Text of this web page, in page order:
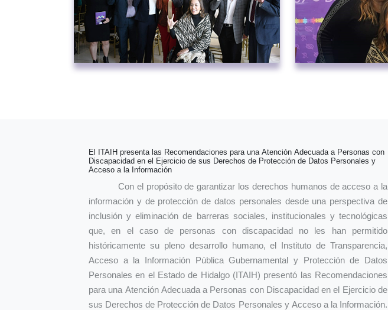
El ITAIH presenta las Recomendaciones para una Atención Adecuada a Personas con
Discapacidad en el Ejercicio de sus Derechos de Protección de Datos Personales y
Acceso a la Información
Con el propósito de garantizar los derechos humanos de acceso a la
información y de protección de datos personales desde una perspectiva de
inclusión y eliminación de barreras sociales, institucionales y tecnológicas
que, en el caso de personas con discapacidad no les han permitido
históricamente su pleno desarrollo humano, el Instituto de Transparencia,
Acceso a la Información Pública Gubernamental y Protección de Datos
Personales en el Estado de Hidalgo (ITAIH) presentó las Recomendaciones
para una Atención Adecuada a Personas con Discapacidad en el Ejercicio de
sus Derechos de Protección de Datos Personales y Acceso a la Información.